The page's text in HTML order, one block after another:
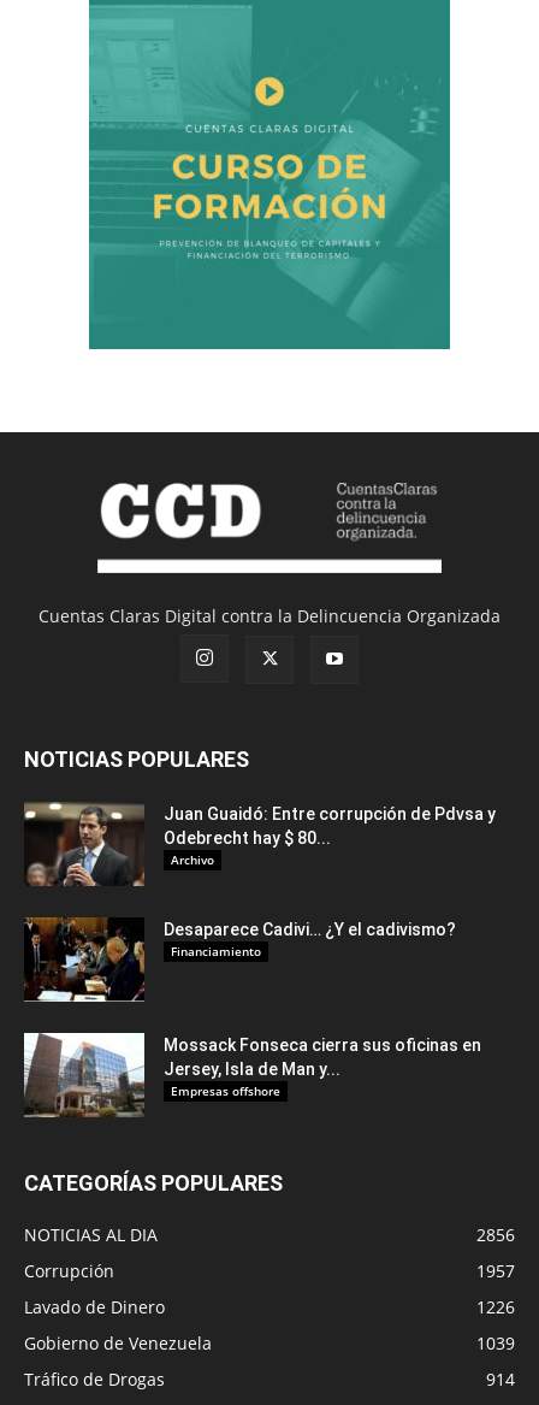
Cuentas Claras Digital contra la Delincuencia Organizada
NOTICIAS POPULARES
Juan Guaidó: Entre corrupción de Pdvsa y
Odebrecht hay $ 80...
Archivo
Desaparece Cadivi… ¿Y el cadivismo?
Financiamiento
Mossack Fonseca cierra sus oficinas en
Jersey, Isla de Man y...
Empresas offshore
CATEGORÍAS POPULARES
NOTICIAS AL DIA
2856
Corrupción
1957
Lavado de Dinero
1226
Gobierno de Venezuela
1039
Tráfico de Drogas
914